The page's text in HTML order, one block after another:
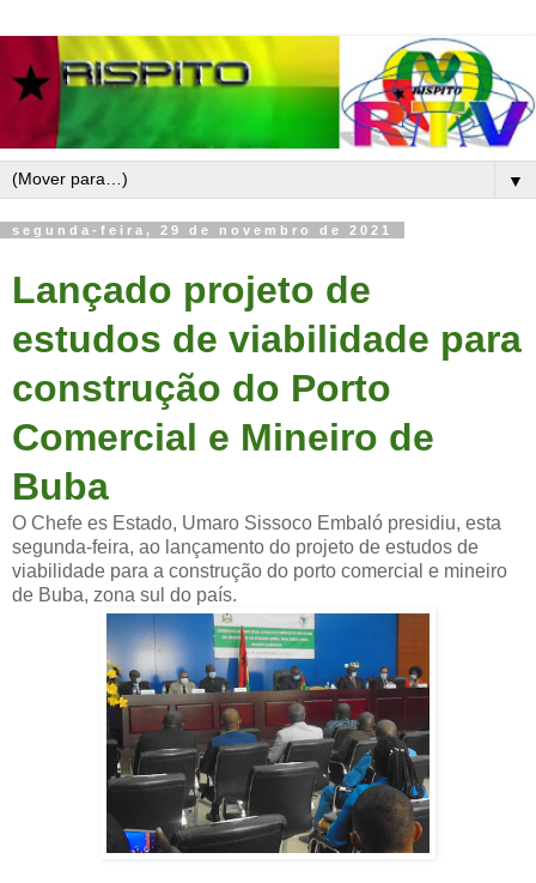
▼
segunda-feira, 29 de novembro de 2021
Lançado projeto de
estudos de viabilidade para
construção do Porto
Comercial e Mineiro de
Buba
O Chefe es Estado, Umaro Sissoco Embaló presidiu, esta
segunda-feira, ao lançamento do projeto de estudos de
viabilidade para a construção do porto comercial e mineiro
de Buba, zona sul do país.